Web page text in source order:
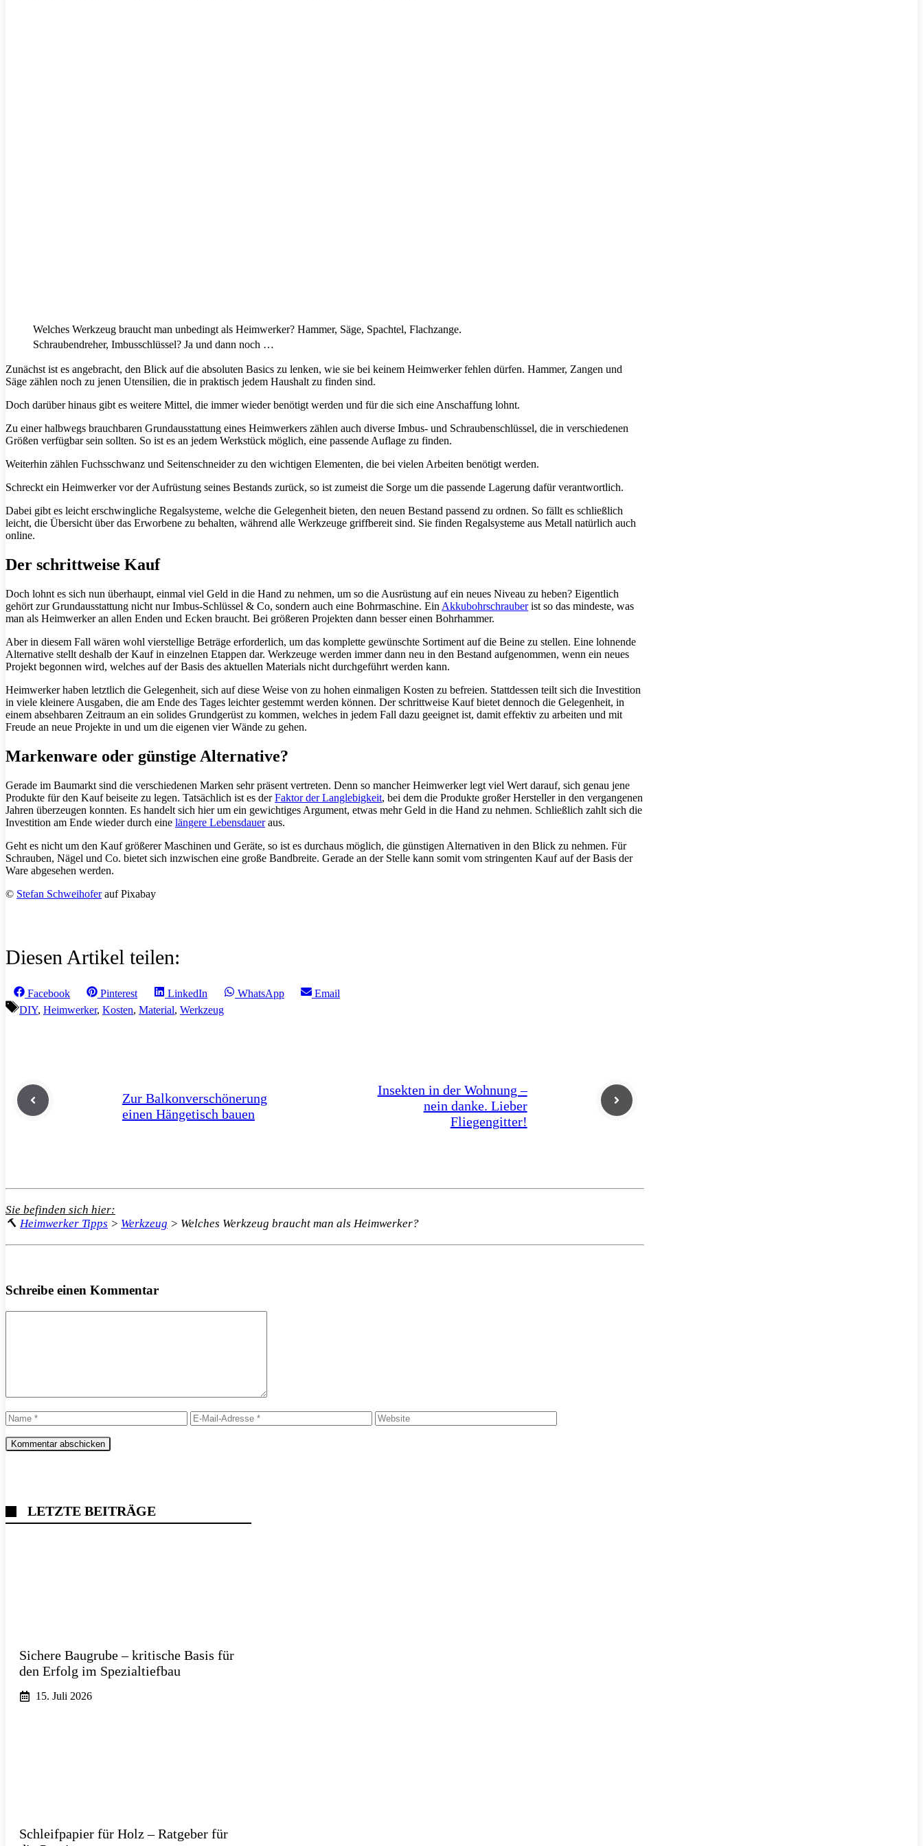
Welches Werkzeug braucht man unbedingt als Heimwerker? Hammer, Säge, Spachtel, Flachzange.
Schraubendreher, Imbusschlüssel? Ja und dann noch …
Zunächst ist es angebracht, den Blick auf die absoluten Basics zu lenken, wie sie bei keinem Heimwerker fehlen dürfen. Hammer, Zangen und
Säge zählen noch zu jenen Utensilien, die in praktisch jedem Haushalt zu finden sind.
Doch darüber hinaus gibt es weitere Mittel, die immer wieder benötigt werden und für die sich eine Anschaffung lohnt.
Zu einer halbwegs brauchbaren Grundausstattung eines Heimwerkers zählen auch diverse Imbus- und Schraubenschlüssel, die in verschiedenen
Größen verfügbar sein sollten. So ist es an jedem Werkstück möglich, eine passende Auflage zu finden.
Weiterhin zählen Fuchsschwanz und Seitenschneider zu den wichtigen Elementen, die bei vielen Arbeiten benötigt werden.
Schreckt ein Heimwerker vor der Aufrüstung seines Bestands zurück, so ist zumeist die Sorge um die passende Lagerung dafür verantwortlich.
Dabei gibt es leicht erschwingliche Regalsysteme, welche die Gelegenheit bieten, den neuen Bestand passend zu ordnen. So fällt es schließlich
leicht, die Übersicht über das Erworbene zu behalten, während alle Werkzeuge griffbereit sind. Sie finden Regalsysteme aus Metall natürlich auch
online.
Der schrittweise Kauf
Doch lohnt es sich nun überhaupt, einmal viel Geld in die Hand zu nehmen, um so die Ausrüstung auf ein neues Niveau zu heben? Eigentlich
gehört zur Grundausstattung nicht nur Imbus-Schlüssel & Co, sondern auch eine Bohrmaschine. Ein Akkubohrschrauberist so das mindeste, was
man als Heimwerker an allen Enden und Ecken braucht. Bei größeren Projekten dann besser einen Bohrhammer.
Aber in diesem Fall wären wohl vierstellige Beträge erforderlich, um das komplette gewünschte Sortiment auf die Beine zu stellen. Eine lohnende
Alternative stellt deshalb der Kauf in einzelnen Etappen dar. Werkzeuge werden immer dann neu in den Bestand aufgenommen, wenn ein neues
Projekt begonnen wird, welches auf der Basis des aktuellen Materials nicht durchgeführt werden kann.
Heimwerker haben letztlich die Gelegenheit, sich auf diese Weise von zu hohen einmaligen Kosten zu befreien. Stattdessen teilt sich die Investition
in viele kleinere Ausgaben, die am Ende des Tages leichter gestemmt werden können. Der schrittweise Kauf bietet dennoch die Gelegenheit, in
einem absehbaren Zeitraum an ein solides Grundgerüst zu kommen, welches in jedem Fall dazu geeignet ist, damit effektiv zu arbeiten und mit
Freude an neue Projekte in und um die eigenen vier Wände zu gehen.
Markenware oder günstige Alternative?
Gerade im Baumarkt sind die verschiedenen Marken sehr präsent vertreten. Denn so mancher Heimwerker legt viel Wert darauf, sich genau jene
Produkte für den Kauf beiseite zu legen. Tatsächlich ist es derFaktor der Langlebigkeit, bei dem die Produkte großer Hersteller in den vergangenen
Jahren überzeugen konnten. Es handelt sich hier um ein gewichtiges Argument, etwas mehr Geld in die Hand zu nehmen. Schließlich zahlt sich die
Investition am Ende wieder durch eine längere Lebensdaueraus.
Geht es nicht um den Kauf größerer Maschinen und Geräte, so ist es durchaus möglich, die günstigen Alternativen in den Blick zu nehmen. Für
Schrauben, Nägel und Co. bietet sich inzwischen eine große Bandbreite. Gerade an der Stelle kann somit vom stringenten Kauf auf der Basis der
Ware abgesehen werden.
© Stefan Schweihoferauf Pixabay
Diesen Artikel teilen:
Share
on
Facebook
Share
on
Pinterest
Share
on
LinkedIn
Share
WhatsApp
Share
Email
Schlagwörter
DIY, Heimwerker, Kosten, Material, Werkzeug
Zur Balkonverschönerung
einen Hängetisch bauen
Insekten in der Wohnung –
nein danke. Lieber
Fliegengitter!
Sie befinden sich hier:
🔨 Heimwerker Tipps > Werkzeug > Welches Werkzeug braucht man als Heimwerker?
Schreibe einen Kommentar
Name
E-
Mail-
Website
LETZTE BEITRÄGE
Sichere Baugrube – kritische Basis für
den Erfolg im Spezialtiefbau
15. Juli 2026
Schleifpapier für Holz – Ratgeber für